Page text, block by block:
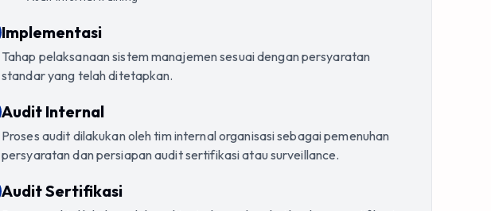
4.
Implementasi
Tahap pelaksanaan sistem manajemen sesuai dengan persyaratan
standar yang telah ditetapkan.
5.
Audit Internal
Proses audit dilakukan oleh tim internal organisasi sebagai pemenuhan
persyaratan dan persiapan audit sertifikasi atau surveillance.
6.
Audit Sertifikasi